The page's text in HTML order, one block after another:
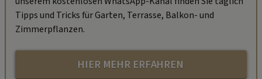
Tipps und Tricks für Garten, Terrasse, Balkon- und
Zimmerpflanzen.
HIER MEHR ERFAHREN